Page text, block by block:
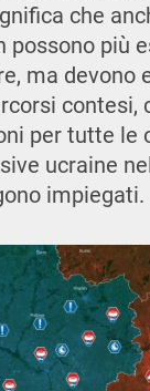
che
possono più
ma devono
contesi,
per tutte le
ucraine
impiegati.